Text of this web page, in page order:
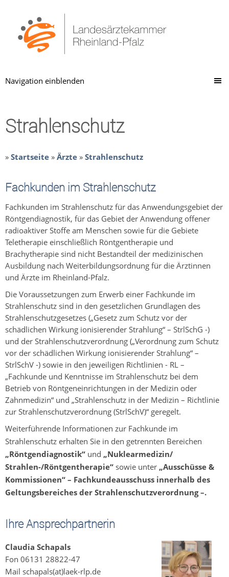
Navigation einblenden
Strahlenschutz
» Startseite » Ärzte » Strahlenschutz
Fachkunden im Strahlenschutz
Fachkunden im Strahlenschutz für das Anwendungsgebiet der
Röntgendiagnostik, für das Gebiet der Anwendung offener
radioaktiver Stoffe am Menschen sowie für die Gebiete
Teletherapie einschließlich Röntgentherapie und
Brachytherapie sind nicht Bestandteil der medizinischen
Ausbildung nach Weiterbildungsordnung für die Ärztinnen
und Ärzte im Rheinland-Pfalz.
Die Voraussetzungen zum Erwerb einer Fachkunde im
Strahlenschutz sind in den gesetzlichen Grundlagen des
Strahlenschutzgesetzes („Gesetz zum Schutz vor der
schädlichen Wirkung ionisierender Strahlung“ – StrlSchG -)
und der Strahlenschutzverordnung („Verordnung zum Schutz
vor der schädlichen Wirkung ionisierender Strahlung“ –
StrlSchV -) sowie in den jeweiligen Richtlinien - RL –
„Fachkunde und Kenntnisse im Strahlenschutz bei dem
Betrieb von Röntgeneinrichtungen in der Medizin oder
Zahnmedizin“ und „Strahlenschutz in der Medizin – Richtlinie
zur Strahlenschutzverordnung (StrlSchV)“ geregelt.
Weiterführende Informationen zur Fachkunde im
Strahlenschutz erhalten Sie in den getrennten Bereichen
„Röntgendiagnostik“ und „Nuklearmedizin/
Strahlen-/Röntgentherapie“ sowie unter „Ausschüsse &
Kommissionen“ – Fachkundeausschuss innerhalb des
Geltungsbereiches der Strahlenschutzverordnung –.
Ihre Ansprechpartnerin
Claudia Schapals
Fon 06131 28822-47
Mail schapals(at)laek-rlp.de